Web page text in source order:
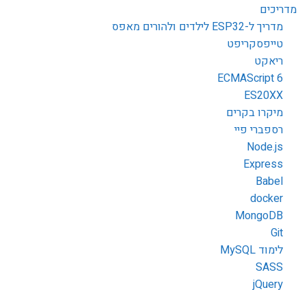
מדריכים
מדריך ל-ESP32 לילדים ולהורים מאפס
טייפסקריפט
ריאקט
ECMAScript 6
ES20XX
מיקרו בקרים
רספברי פיי
Node.js
Express
Babel
docker
MongoDB
Git
לימוד MySQL
SASS
jQuery